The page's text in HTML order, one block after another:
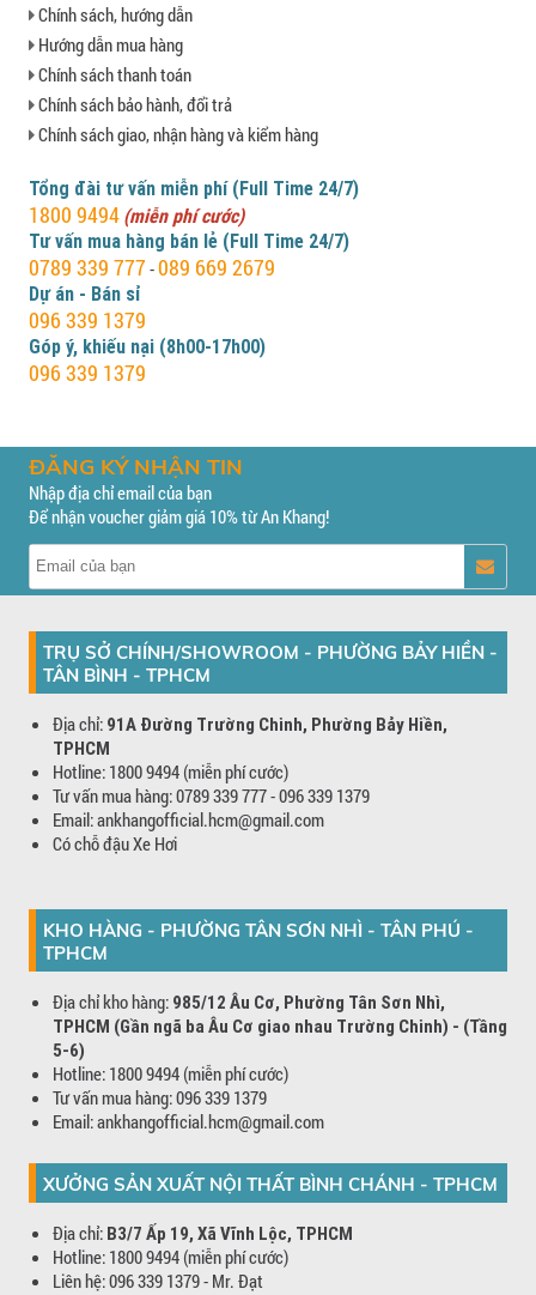
Chính sách, hướng dẫn
Hướng dẫn mua hàng
Chính sách thanh toán
Chính sách bảo hành, đổi trả
Chính sách giao, nhận hàng và kiểm hàng
Tổng đài tư vấn miễn phí (Full Time 24/7)
1800 9494 (miễn phí cước)
Tư vấn mua hàng bán lẻ (Full Time 24/7)
0789 339 777 -089 669 2679
Dự án - Bán sỉ
096 339 1379
Góp ý, khiếu nại (8h00-17h00)
096 339 1379
ĐĂNG KÝ NHẬN TIN
Nhập địa chỉ email của bạn
Để nhận voucher giảm giá 10% từ An Khang!
TRỤ SỞ CHÍNH/SHOWROOM - PHƯỜNG BẢY HIỀN -
TÂN BÌNH - TPHCM
Địa chỉ: 91A Đường Trường Chinh, Phường Bảy Hiền,
TPHCM
Hotline: 1800 9494 (miễn phí cước)
Tư vấn mua hàng: 0789 339 777 - 096 339 1379
Email: ankhangofficial.hcm@gmail.com
Có chỗ đậu Xe Hơi
KHO HÀNG - PHƯỜNG TÂN SƠN NHÌ - TÂN PHÚ -
TPHCM
Địa chỉ kho hàng: 985/12 Âu Cơ, Phường Tân Sơn Nhì,
TPHCM (Gần ngã ba Âu Cơ giao nhau Trường Chinh) - (Tầng
5-6)
Hotline: 1800 9494 (miễn phí cước)
Tư vấn mua hàng: 096 339 1379
Email: ankhangofficial.hcm@gmail.com
XƯỞNG SẢN XUẤT NỘI THẤT BÌNH CHÁNH - TPHCM
Địa chỉ: B3/7 Ấp 19, Xã Vĩnh Lộc, TPHCM
Hotline: 1800 9494 (miễn phí cước)
Liên hệ: 096 339 1379 - Mr. Đạt